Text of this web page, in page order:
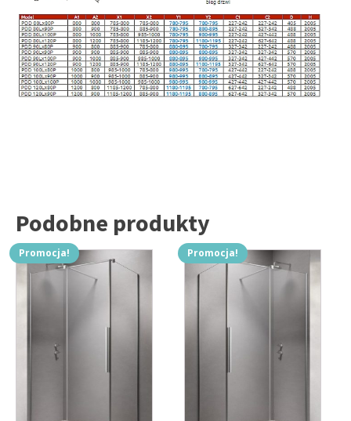
Podobne produkty
Promocja! Promocja!